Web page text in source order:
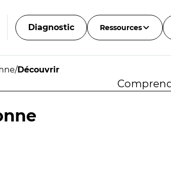
Diagnostic Ressources
/Découvrir